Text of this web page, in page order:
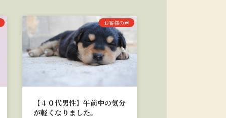
お客様の声
【４０代男性】午前中の気分
が軽くなりました。